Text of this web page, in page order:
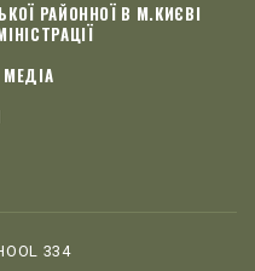
РАЙОННОЇ В М.КИЄВІ
МЕДІА
334